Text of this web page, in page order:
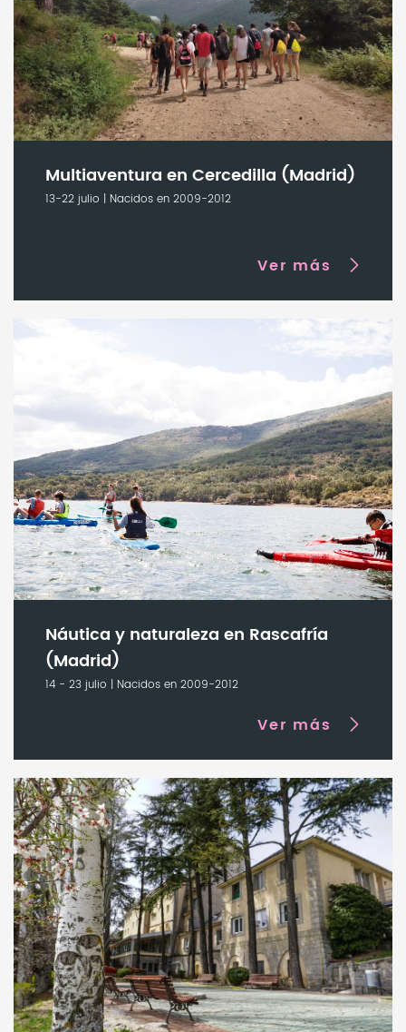
Multiaventura en Cercedilla (Madrid)
13-22 julio | Nacidos en 2009-2012
Ver más
Náutica y naturaleza en Rascafría
(Madrid)
14 - 23 julio | Nacidos en 2009-2012
Ver más